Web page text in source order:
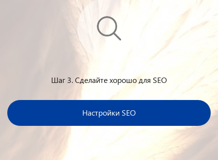
Шаг 3. Сделайте хорошо для SEO
Настройки SEO